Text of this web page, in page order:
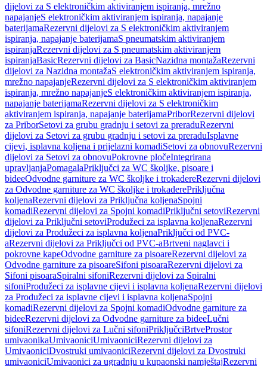
dijelovi za S elektroničkim aktiviranjem ispiranja, mrežno
napajanjeS elektroničkim aktiviranjem ispiranja, napajanje
baterijamaRezervni dijelovi za S elektroničkim aktiviranjem
ispiranja, napajanje baterijamaS pneumatskim aktiviranjem
ispiranjaRezervni dijelovi za S pneumatskim aktiviranjem
ispiranjaBasicRezervni dijelovi za BasicNazidna montažaRezervni
dijelovi za Nazidna montažaS elektroničkim aktiviranjem ispiranja,
mrežno napajanjeRezervni dijelovi za S elektroničkim aktiviranjem
ispiranja, mrežno napajanjeS elektroničkim aktiviranjem ispiranja,
napajanje baterijamaRezervni dijelovi za S elektroničkim
aktiviranjem ispiranja, napajanje baterijamaPriborRezervni dijelovi
za PriborSetovi za grubu gradnju i setovi za preraduRezervni
dijelovi za Setovi za grubu gradnju i setovi za preraduIsplavne
cijevi, isplavna koljena i prijelazni komadiSetovi za obnovuRezervni
dijelovi za Setovi za obnovuPokrovne pločeIntegrirana
upravljanjaPomagalaPriključci za WC školjke, pisoare i
bideeOdvodne garniture za WC školjke i trokadereRezervni dijelovi
za Odvodne garniture za WC školjke i trokaderePriključna
koljenaRezervni dijelovi za Priključna koljenaSpojni
komadiRezervni dijelovi za Spojni komadiPriključni setoviRezervni
dijelovi za Priključni setoviProdužeci za isplavna koljenaRezervni
dijelovi za Produžeci za isplavna koljenaPriključci od PVC-
aRezervni dijelovi za Priključci od PVC-aBrtveni naglavci i
pokrovne kapeOdvodne garniture za pisoareRezervni dijelovi za
Odvodne garniture za pisoareSifoni pisoaraRezervni dijelovi za
Sifoni pisoaraSpiralni sifoniRezervni dijelovi za Spiralni
sifoniProdužeci za isplavne cijevi i isplavna koljenaRezervni dijelovi
za Produžeci za isplavne cijevi i isplavna koljenaSpojni
komadiRezervni dijelovi za Spojni komadiOdvodne garniture za
bideeRezervni dijelovi za Odvodne garniture za bideeLučni
sifoniRezervni dijelovi za Lučni sifoniPriključciBrtveProstor
umivaonikaUmivaoniciUmivaoniciRezervni dijelovi za
UmivaoniciDvostruki umivaoniciRezervni dijelovi za Dvostruki
umivaoniciUmivaonici za ugradnju u kupaonski namještajRezervni